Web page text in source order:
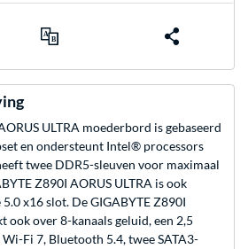
ULTRA moederbord is gebaseerd
en ondersteunt Intel® processors
twee DDR5-sleuven voor maximaal
Z890I AORUS ULTRA is ook
x16 slot. De GIGABYTE Z890I
ook over 8-kanaals geluid, een 2,5
Fi 7, Bluetooth 5.4, twee SATA3-